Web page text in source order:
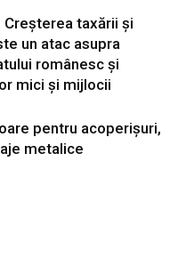
Creșterea taxării și
un atac asupra
românesc și
mici și mijlocii
pentru acoperişuri,
metalice